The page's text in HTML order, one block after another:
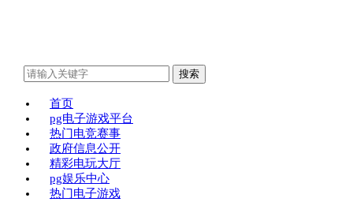
首页
pg电子游戏平台
热门电竞赛事
政府信息公开
精彩电玩大厅
pg娱乐中心
热门电子游戏